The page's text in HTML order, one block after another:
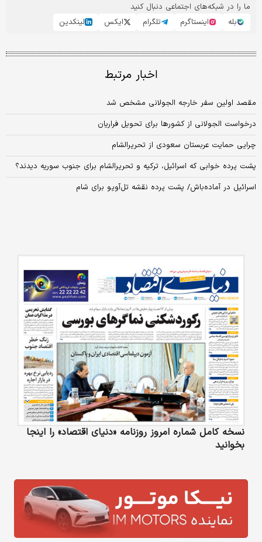
ما را در شبکه‌های اجتماعی دنبال کنید
بله
اینستاگرم تلگرام ایکس لینکدین
اخبار مرتبط
مقصد اولین سفر خارجه الجولانی مشخص شد
درخواست الجولانی از کشورها برای تحویل فراریان
چرایی حمایت عربستان سعودی از تحریرالشام
پشت پرده خوابی که اسرائیل، ترکیه و تحریرالشام برای جنوب سوریه دیدند؟
اسرائیل در آماده‌باش/ پشت پرده نقشه تل‌آویو برای شام
نسخه کامل شماره امروز روزنامه «دنیای‌ اقتصاد» را اینجا
بخوانید